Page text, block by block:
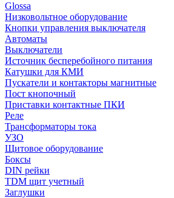
Glossa
Низковольтное оборудование
Кнопки управления выключателя
Автоматы
Выключатели
Источник бесперебойного питания
Катушки для КМИ
Пускатели и контакторы магнитные
Пост кнопочный
Приставки контактные ПКИ
Реле
Трансформаторы тока
УЗО
Щитовое оборудование
Боксы
DIN рейки
TDM щит учетный
Заглушки